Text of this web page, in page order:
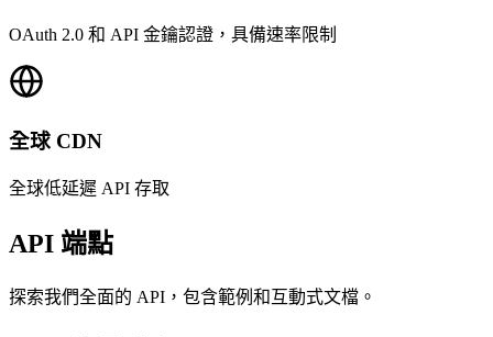
OAuth 2.0 和 API 金鑰認證，具備速率限制
全球 CDN
全球低延遲 API 存取
API 端點
探索我們全面的 API，包含範例和互動式文檔。